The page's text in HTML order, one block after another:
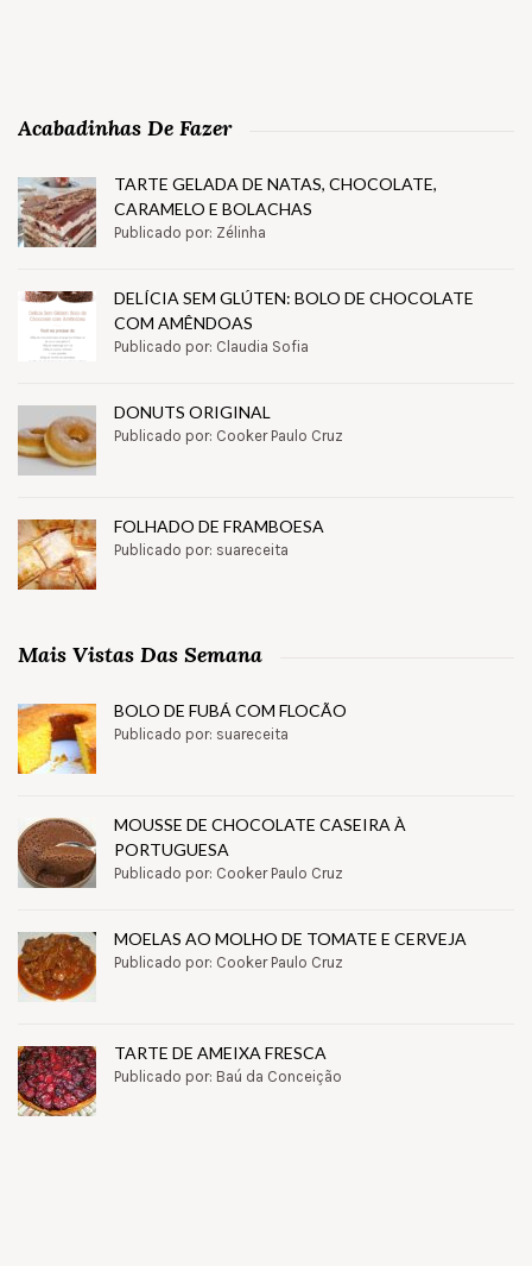
Acabadinhas De Fazer
TARTE GELADA DE NATAS, CHOCOLATE,
CARAMELO E BOLACHAS
Publicado por: Zélinha
DELÍCIA SEM GLÚTEN: BOLO DE CHOCOLATE
COM AMÊNDOAS
Publicado por: Claudia Sofia
DONUTS ORIGINAL
Publicado por: Cooker Paulo Cruz
FOLHADO DE FRAMBOESA
Publicado por: suareceita
Mais Vistas Das Semana
BOLO DE FUBÁ COM FLOCÃO
Publicado por: suareceita
MOUSSE DE CHOCOLATE CASEIRA À
PORTUGUESA
Publicado por: Cooker Paulo Cruz
MOELAS AO MOLHO DE TOMATE E CERVEJA
Publicado por: Cooker Paulo Cruz
TARTE DE AMEIXA FRESCA
Publicado por: Baú da Conceição